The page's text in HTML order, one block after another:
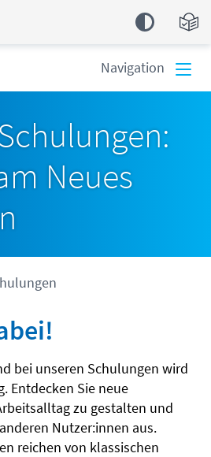
Navigation
Neues
bei unseren Schulungen wird
Entdecken Sie neue
zu gestalten und
Nutzer:innen aus.
reichen von klassischen